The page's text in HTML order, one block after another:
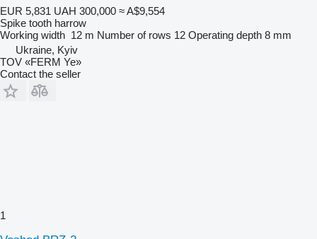
EUR 5,831 UAH 300,000 ≈ A$9,554
Spike tooth harrow
Working width 12 m Number of rows 12 Operating depth 8 mm
Ukraine, Kyiv
TOV «FERM Ye»
Contact the seller
1